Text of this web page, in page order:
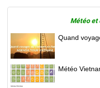
Météo et
Quand
Météo